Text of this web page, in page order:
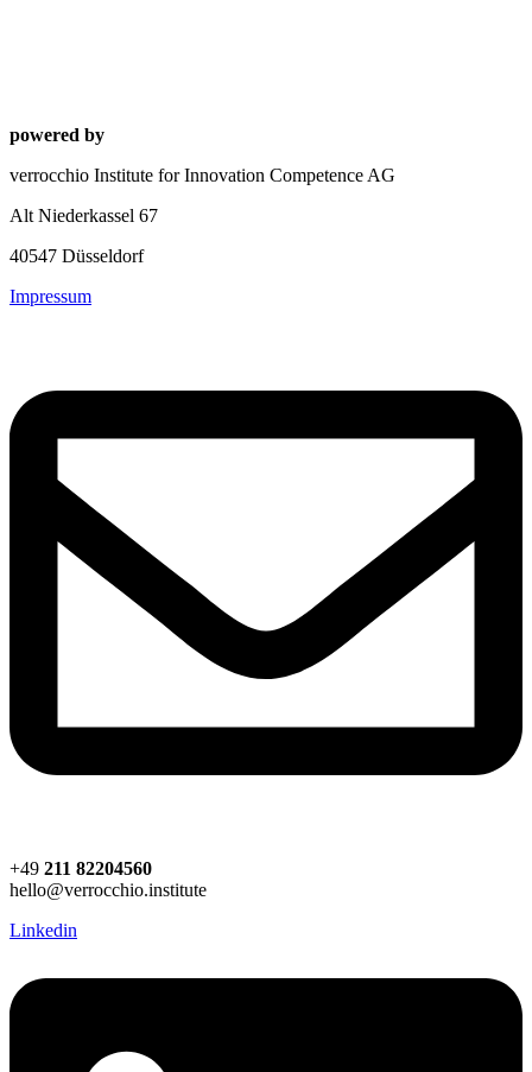
powered by
verrocchio Institute for Innovation Competence AG
Alt Niederkassel 67
40547 Düsseldorf
Impressum
+49 211 82204560
hello@verrocchio.institute
Linkedin